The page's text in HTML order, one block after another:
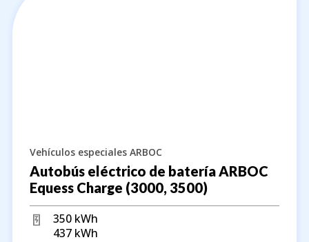
Vehículos especiales ARBOC
Autobús eléctrico de batería ARBOC
Equess Charge (3000, 3500)
350 kWh
437 kWh